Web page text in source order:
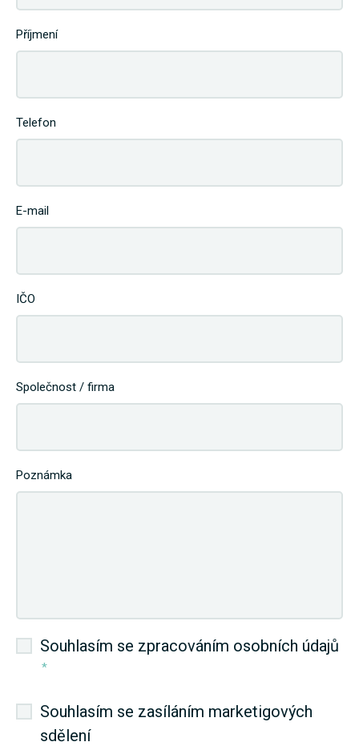
Příjmení
Telefon
E-mail
IČO
Společnost / firma
Poznámka
Souhlasím se zpracováním osobních údajů
*
Souhlasím se zasíláním marketigových
sdělení